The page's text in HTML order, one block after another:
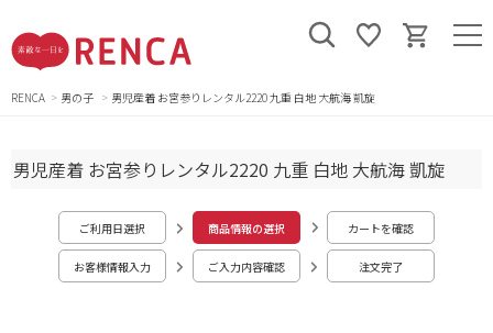
RENCA 男の子 男児産着 お宮参りレンタル2220 九重 白地 大航海 凱旋
男児産着 お宮参りレンタル2220 九重 白地 大航海 凱旋
ご利用日選択 商品情報の選択 カートを確認
お客様情報入力 ご入力内容確認 注文完了